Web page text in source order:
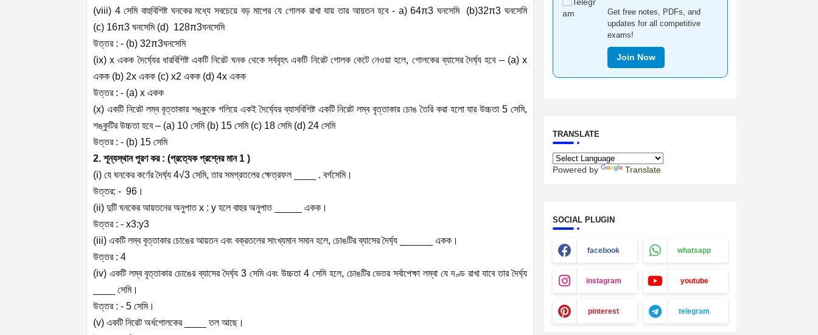
(viii) 4 সেমি বাহুবিশিষ্ট ঘনকের মধ্যে সবচেয়ে বড় মাপের যে গোলক রাখা যায় তার আয়তন হবে - a)64π3 ঘনসেমি (b)32π3 ঘনসেমি
(c) 16π3 ঘনসেমি (d) 128π3ঘনসেমি
উত্তর : - (b) 32π3ঘনসেমি
(ix) x একক দৈর্ঘ্যের ধারবিশিষ্ট একটি নিরেট ঘনক থেকে সর্ববৃহৎ একটি নিরেট গোলক কেটে নেওয়া হলে, গোলকের ব্যাসের দৈর্ঘ্য হবে – (a) x
একক (b) 2x একক (c) x2 একক (d) 4x একক
উত্তর : - (a) x একক
(x) একটি নিরেট লম্ব বৃত্তাকার শঙ্কুকে গলিয়ে একই দৈর্ঘ্যের ব্যাসবিশিষ্ট একটি নিরেট লম্ব বৃত্তাকার চোঙ তৈরি করা হলো যার উচ্চতা 5 সেমি,
শঙ্কুটির উচ্চতা হবে – (a) 10 সেমি (b) 15 সেমি (c) 18 সেমি (d) 24 সেমি
উত্তর : - (b) 15 সেমি
2. শূন্যস্থান পূরণ কর : (প্রত্যেক প্রশ্নের মান 1 )
(i) যে ঘনকের কর্ণের দৈর্ঘ্য 4√3 সেমি, তার সমগ্রতলের ক্ষেত্রফল ____ . বর্গসেমি।
উত্তর: - 96।
(ii) দুটি ঘনকের আয়তনের অনুপাত x : y হলে বাহুর অনুপাত _____ একক।
উত্তর : - x3:y3
(iii) একটি লম্ব বৃত্তাকার চোঙের আয়তন এবং বক্রতলের সাংখ্যমান সমান হলে, চোঙটির ব্যাসের দৈর্ঘ্য ______ একক।
উত্তর : 4
(iv) একটি লম্ব বৃত্তাকার চোঙের ব্যাসের দৈর্ঘ্য 3 সেমি এবং উচ্চতা 4 সেমি হলে, চোঙটির ভেতর সর্বাপেক্ষা লম্বা যে দণ্ড রাখা যাবে তার দৈর্ঘ্য
____ সেমি।
উত্তর : - 5 সেমি।
(v) একটি নিরেট অর্ধগোলকের ____ তল আছে।
Get free notes, PDFs, and
updates for all competitive
exams!
Join Now
TRANSLATE
Powered by Translate
SOCIAL PLUGIN
facebook whatsapp
instagram youtube
pinterest telegram